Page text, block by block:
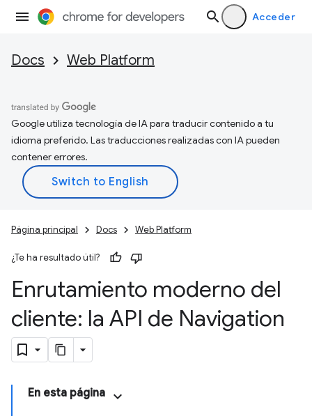
Acceder
Docs Web Platform
Google utiliza tecnología de IA para traducir contenido a tu
idioma preferido. Las traducciones realizadas con IA pueden
contener errores.
Página principal Docs Web Platform
¿Te ha resultado útil?
Enrutamiento moderno del
cliente: la API de Navigation
En esta página